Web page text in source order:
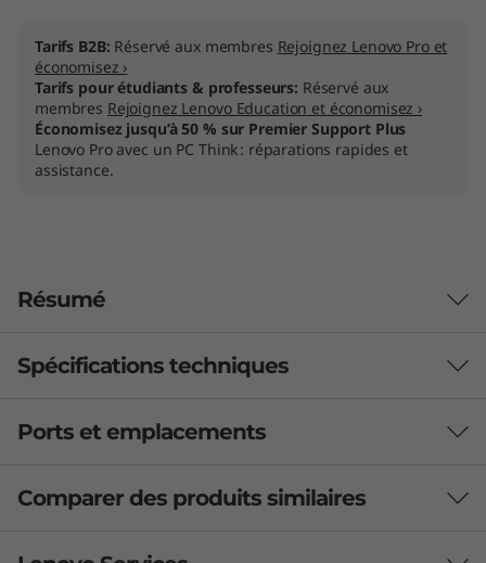
Tarifs B2B: Réservé aux membres Rejoignez Lenovo Pro et
économisez ›
Tarifs pour étudiants & professeurs: Réservé aux
membres Rejoignez Lenovo Education et économisez ›
Économisez jusqu’à 50 % sur Premier Support Plus
Lenovo Pro avec un PC Think : réparations rapides et
assistance.
Résumé
Grand à l’intérieur comme à l’extérieur
extrêmement performant et qui améliore la
ThinkBook 16 Gen 6 représente une mise à
Spécifications techniques
PERFORMANCES
Autonomie
Ports et emplacements
Comparer des produits similaires
3 Similiar products selected